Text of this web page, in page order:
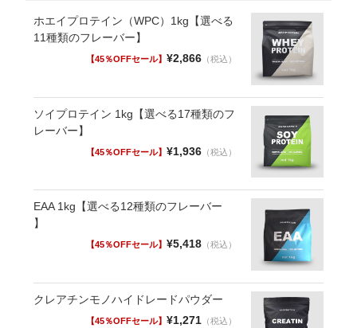
エネルギー 40.0Kcal
タンパク質 7.6g
脂質 0.56g
エネルギー 39.1Kcal
タンパク質 7.4g
食塩相当量 0.35g※リッチチョコレート、ブルーベリーチ
ーズケーキ、抹茶ラテ、塩キャラメルですが原材料にココ
アパウダー等香料以外のものが入っておりますので成分表
が異なります。
ホエイプロテイン（WPC）1kg【選べる
11種類のフレーバー】
¥2,866（税込）
ソイプロテイン 1kg【選べる17種類のフ
レーバー】
¥1,936（税込）
EAA 1kg【選べる12種類のフレーバー
】
¥5,418（税込）
クレアチンモノハイドレードパウダー
¥1,271（税込）